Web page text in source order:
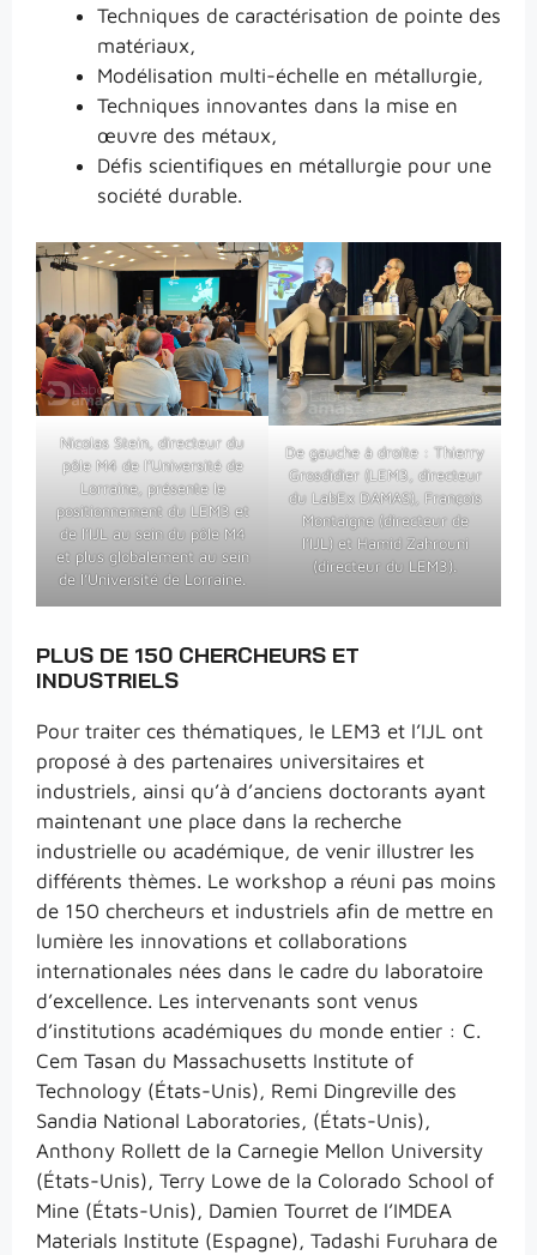
Techniques de caractérisation de pointe des
matériaux,
Modélisation multi-échelle en métallurgie,
Techniques innovantes dans la mise en
œuvre des métaux,
Défis scientifiques en métallurgie pour une
société durable.
Nicolas Stein, directeur du
pôle M4 de l’Université de
Lorraine, présente le
positionnement du LEM3 et
de l’IJL au sein du pôle M4
et plus globalement au sein
de l’Université de Lorraine.
De gauche à droite : Thierry
Grosdidier (LEM3, directeur
du LabEx DAMAS), François
Montaigne (directeur de
l’IJL) et Hamid Zahrouni
(directeur du LEM3).
PLUS DE 150 CHERCHEURS ET
INDUSTRIELS
Pour traiter ces thématiques, le LEM3 et l’IJL ont
proposé à des partenaires universitaires et
industriels, ainsi qu’à d’anciens doctorants ayant
maintenant une place dans la recherche
industrielle ou académique, de venir illustrer les
différents thèmes. Le workshop a réuni pas moins
de 150 chercheurs et industriels afin de mettre en
lumière les innovations et collaborations
internationales nées dans le cadre du laboratoire
d’excellence. Les intervenants sont venus
d’institutions académiques du monde entier : C.
Cem Tasan du Massachusetts Institute of
Technology (États-Unis), Remi Dingreville des
Sandia National Laboratories, (États-Unis),
Anthony Rollett de la Carnegie Mellon University
(États-Unis), Terry Lowe de la Colorado School of
Mine (États-Unis), Damien Tourret de l’IMDEA
Materials Institute (Espagne), Tadashi Furuhara de